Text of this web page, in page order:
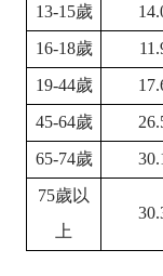
13-15歲
16-18歲
19-44歲
45-64歲
65-74歲
75歲以
上